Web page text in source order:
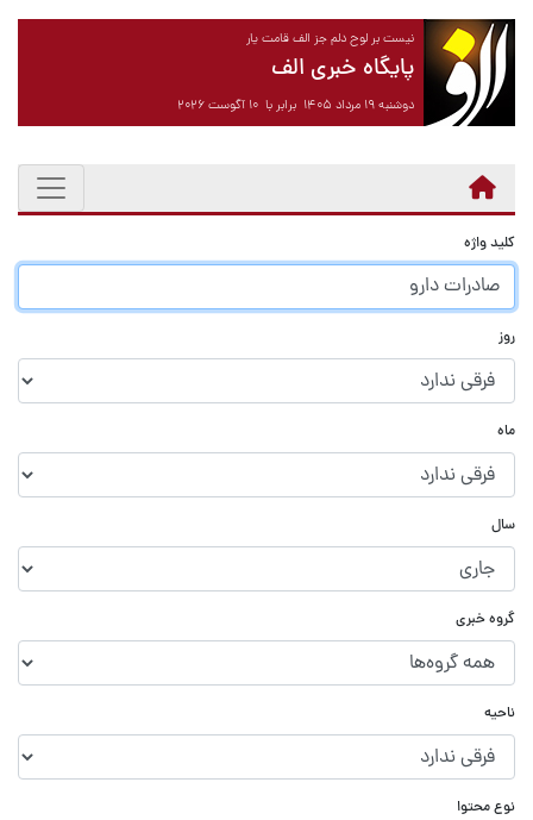
نیست بر لوح دلم جز الف قامت یار
پایگاه خبری الف
دوشنبه ۱۹ مرداد ۱۴۰۵ برابر با ۱۰ آگوست ۲۰۲۶
کلید واژه
روز
ماه
سال
گروه خبری
ناحیه
نوع محتوا